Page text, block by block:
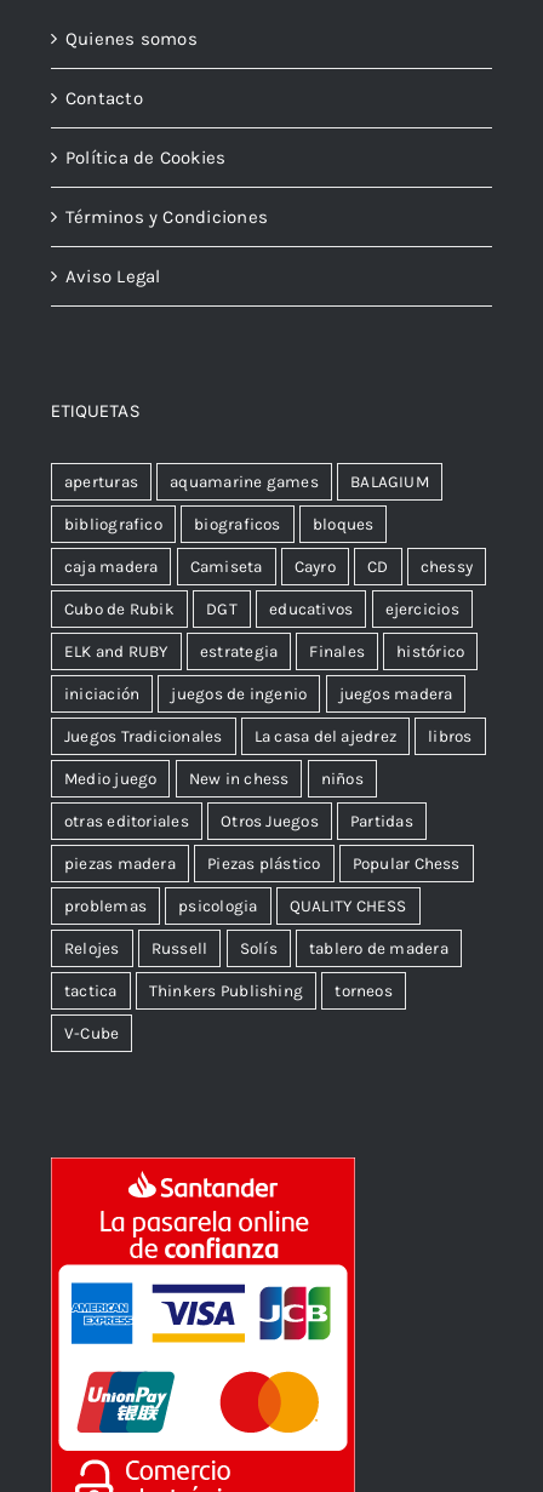
Quienes somos
Contacto
Política de Cookies
Términos y Condiciones
Aviso Legal
ETIQUETAS
aperturas aquamarine games BALAGIUM
bibliografico biograficos bloques
caja madera Camiseta Cayro CD chessy
Cubo de Rubik DGT educativos ejercicios
ELK and RUBY estrategia Finales histórico
iniciación juegos de ingenio juegos madera
Juegos Tradicionales La casa del ajedrez libros
Medio juego New in chess niños
otras editoriales Otros Juegos Partidas
piezas madera Piezas plástico Popular Chess
problemas psicologia QUALITY CHESS
Relojes Russell Solís tablero de madera
tactica Thinkers Publishing torneos
V-Cube